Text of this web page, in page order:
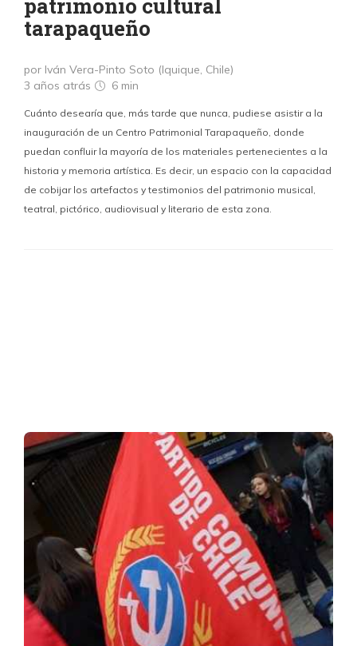
patrimonio cultural
tarapaqueño
por Iván Vera-Pinto Soto (Iquique, Chile)
3 años atrás
6 min
Cuánto desearía que, más tarde que nunca, pudiese asistir a la
inauguración de un Centro Patrimonial Tarapaqueño, donde
puedan confluir la mayoría de los materiales pertenecientes a la
historia y memoria artística. Es decir, un espacio con la capacidad
de cobijar los artefactos y testimonios del patrimonio musical,
teatral, pictórico, audiovisual y literario de esta zona.